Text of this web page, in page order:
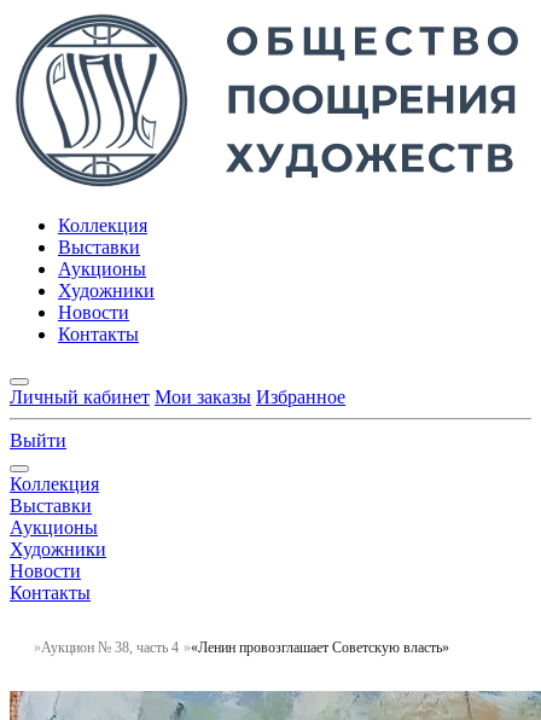
Коллекция
Выставки
Аукционы
Художники
Новости
Контакты
Личный кабинет Мои заказы Избранное
Выйти
Коллекция
Выставки
Аукционы
Художники
Новости
Контакты
Аукцион № 38, часть 4 «Ленин провозглашает Советскую власть»